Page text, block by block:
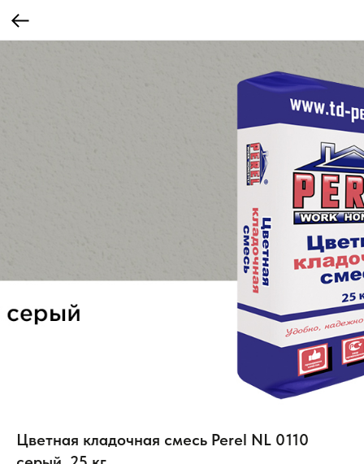
Цветная кладочная смесь Perel NL 0110